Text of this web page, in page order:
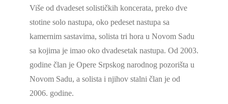
Više od dvadeset solističkih koncerata, preko dve
stotine solo nastupa, oko pedeset nastupa sa
kamernim sastavima, solista tri hora u Novom Sadu
sa kojima je imao oko dvadesetak nastupa. Od 2003.
godine član je Opere Srpskog narodnog pozorišta u
Novom Sadu, a solista i njihov stalni član je od
2006. godine.